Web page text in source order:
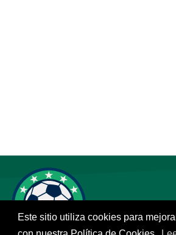
Este sitio utiliza cookies para